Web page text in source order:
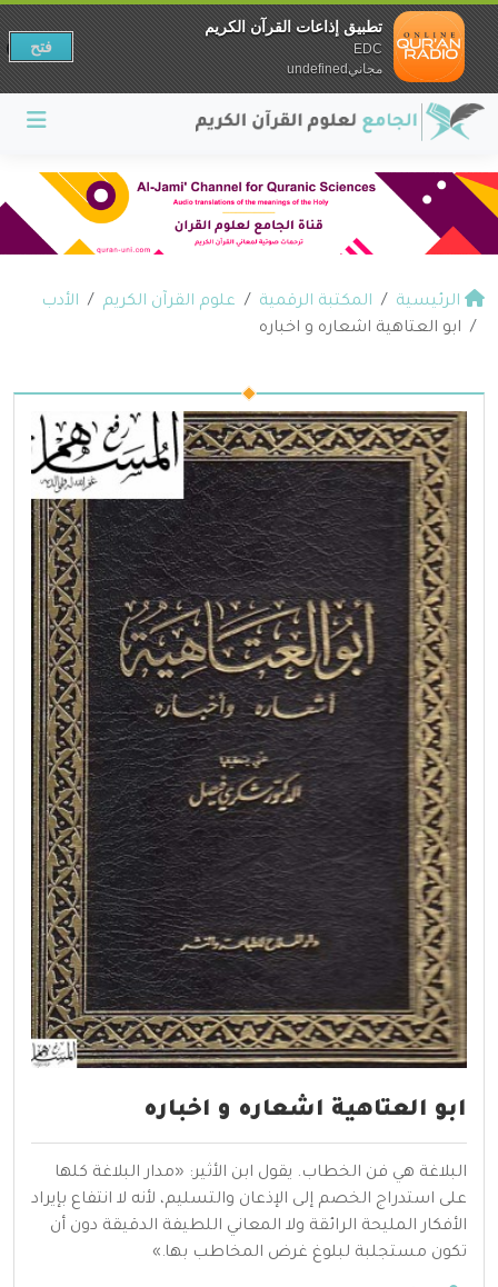
الرئيسية المكتبة الرقمية علوم القرآن الكريم
الأدب
ابو العتاهية اشعاره و اخباره
ابو العتاهية اشعاره و اخباره
البلاغة هي فن الخطاب. يقول ابن الأثير: «مدار البلاغة كلها
على استدراج الخصم إلى الإذعان والتسليم، لأنه لا انتفاع بإيراد
الأفكار المليحة الرائقة ولا المعاني اللطيفة الدقيقة دون أن
تكون مستجلبة لبلوغ غرض المخاطب بها.»
تطبيق إذاعات القرآن الكريم
EDC
مجانيundefined
فتح